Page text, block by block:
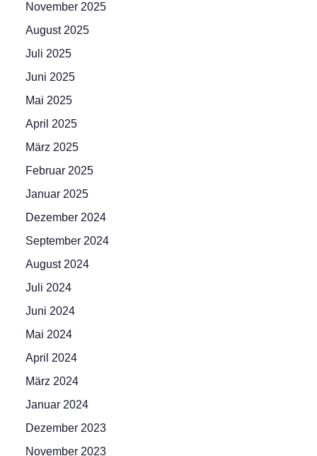
November 2025
August 2025
Juli 2025
Juni 2025
Mai 2025
April 2025
März 2025
Februar 2025
Januar 2025
Dezember 2024
September 2024
August 2024
Juli 2024
Juni 2024
Mai 2024
April 2024
März 2024
Januar 2024
Dezember 2023
November 2023